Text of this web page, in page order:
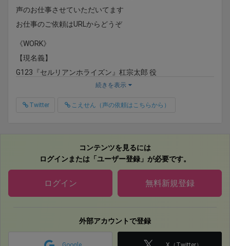
声のお仕事させていただいてます
お仕事のご依頼はURLからどうぞ
《WORK》
【現名義】
G123『セルリアンホライズン』杠宗太郎 役
Nintendo Switch『シャドーコリドー 影の回廊』……K 役
ホラーゲーム『Shadow Corridor』……K 役
【旧名義】
スマートフォンアプリ『憂国の大戦2』……キャラクター5 役
アニメ『たましち！』……川上 役
スマートフォンアプリ『バトルブレイブ』
続きを表示
Twitter こえせん（声の依頼はこちらから）
コンテンツを見るには
ログインまたは「ユーザー登録」が必要です。
ログイン 無料新規登録
外部アカウントで登録